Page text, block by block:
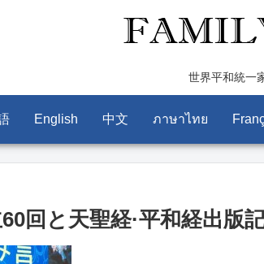
世界平和統一
English 中文 ภาษาไทย
60回と天聖経·平和経出版